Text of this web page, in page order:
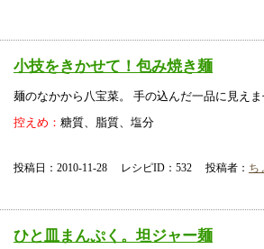
小技をきかせて！包み焼き麺
麺のなかから八宝菜。 手の込んだ一品に見え
控えめ： 糖質、脂質、塩分
投稿日：2010-11-28 レシピID：532 投稿者： ち
ひと皿まんぷく。坦ジャー麺